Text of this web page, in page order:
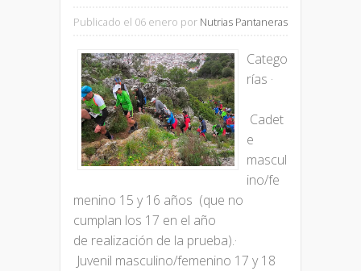
Publicado el 06 enero por Nutrias Pantaneras
Catego
rías ·
Cadet
e
mascul
ino/fe
menino 15 y 16 años (que no
cumplan los 17 en el año
de realización de la prueba).·
Juvenil masculino/femenino 17 y 18